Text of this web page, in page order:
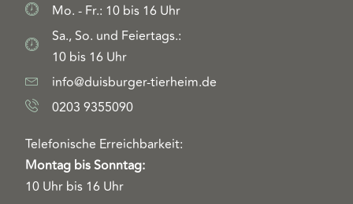
Mo. - Fr.: 10 bis 16 Uhr
Sa., So. und Feiertags.:
10 bis 16 Uhr
info@duisburger-tierheim.de
0203 9355090
Telefonische Erreichbarkeit:
Montag bis Sonntag:
10 Uhr bis 16 Uhr